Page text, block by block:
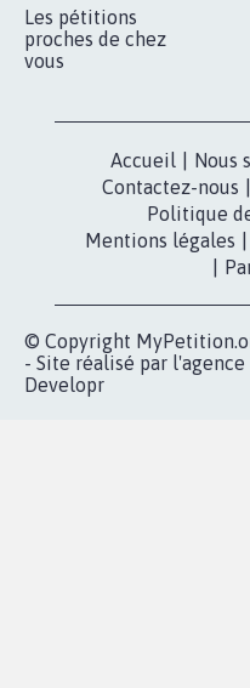
Les pétitions
proches de chez
vous
Accueil Nous
Contactez-nous
Politique
Mentions légales
© Copyright
- Site réalisé par l'agence
Developr